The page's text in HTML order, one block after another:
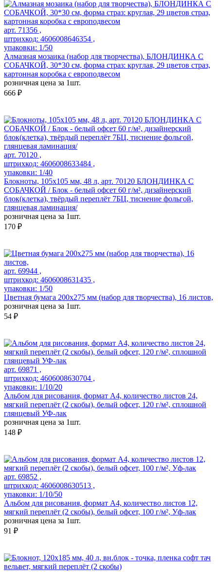
арт. 71356 ,
штрихкод: 4606008646354 ,
упаковки: 1/50
Алмазная мозаика (набор для творчества), БЛОНДИНКА С
СОБАЧКОЙ, 30*30 см, форма страз: круглая, 29 цветов страз,
картонная коробка с европодвесом
розничная цена за 1шт.
666 ₽
арт. 70120 ,
штрихкод: 4606008633484 ,
упаковки: 1/40
Блокноты, 105х105 мм, 48 л, арт. 70120 БЛОНДИНКА С
СОБАЧКОЙ / Блок - белый офсет 60 г/м², дизайнерский
блок(клетка), твёрдый переплёт 7БЦ, тиснение фольгой,
глянцевая ламинация/
розничная цена за 1шт.
170 ₽
арт. 69944 ,
штрихкод: 4606008631435 ,
упаковки: 1/50
Цветная бумага 200x275 мм (набор для творчества), 16 листов,
розничная цена за 1шт.
54 ₽
арт. 69871 ,
штрихкод: 4606008630704 ,
упаковки: 1/10/20
Альбом для рисования, формат А4, количество листов 24,
мягкий переплёт (2 скобы), белый офсет, 120 г/м², сплошной
глянцевый УФ-лак
розничная цена за 1шт.
148 ₽
арт. 69852 ,
штрихкод: 4606008630513 ,
упаковки: 1/10/50
Альбом для рисования, формат А4, количество листов 12,
мягкий переплёт (2 скобы), белый офсет, 100 г/м², Уф-лак
розничная цена за 1шт.
91 ₽